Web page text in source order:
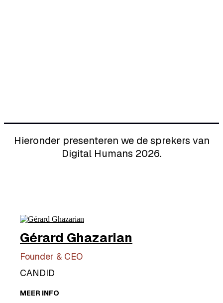
Hieronder presenteren we de sprekers van
Digital Humans 2026.
Gérard Ghazarian
Founder & CEO
CANDID
MEER INFO